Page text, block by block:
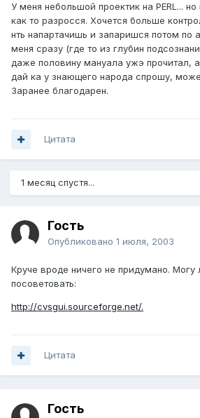
У меня небольшой проектик на PERL...
как то разросся. Хочется больше
нть напартачишь и запаришся потом по
меня сразу (где то из глубин
даже половину мануала ужэ прочитал,
дай ка у знающего народа спрошу,
Заранее благодарен.
Цитата
1 месяц спустя...
Гость
Опубликовано 1 июля, 2003
Круче вроде ничего не придумано.
посоветовать:
http://cvsgui.sourceforge.net/.
Цитата
Гость